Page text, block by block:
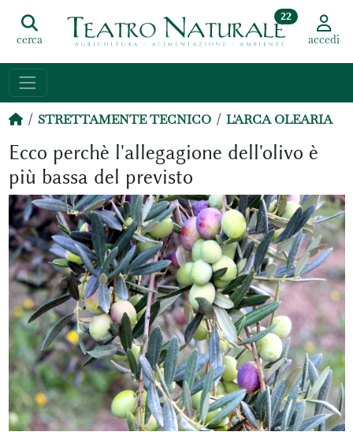
cerca
22
accedi
STRETTAMENTE TECNICO L'ARCA OLEARIA
Ecco perchè l'allegagione dell'olivo è
più bassa del previsto